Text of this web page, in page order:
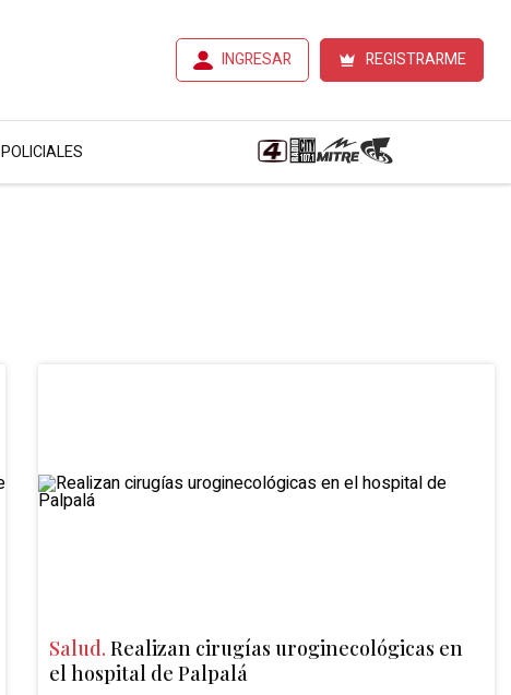
INGRESAR REGISTRARME
POLICIALES
Salud. Realizan cirugías uroginecológicas en
el hospital de Palpalá